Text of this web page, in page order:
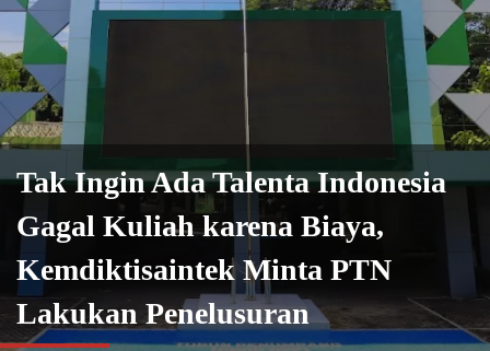
Tak Ingin Ada Talenta Indonesia
Gagal Kuliah karena Biaya,
Kemdiktisaintek Minta PTN
Lakukan Penelusuran